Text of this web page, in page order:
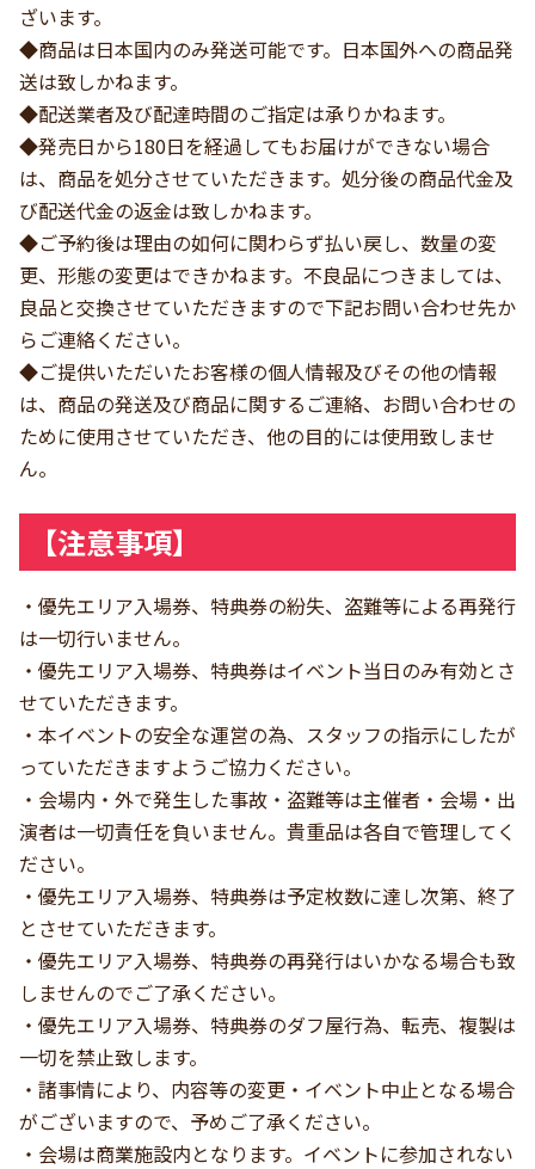
ざいます。
◆商品は日本国内のみ発送可能です。日本国外への商品発
送は致しかねます。
◆配送業者及び配達時間のご指定は承りかねます。
◆発売日から180日を経過してもお届けができない場合
は、商品を処分させていただきます。処分後の商品代金及
び配送代金の返金は致しかねます。
◆ご予約後は理由の如何に関わらず払い戻し、数量の変
更、形態の変更はできかねます。不良品につきましては、
良品と交換させていただきますので下記お問い合わせ先か
らご連絡ください。
◆ご提供いただいたお客様の個人情報及びその他の情報
は、商品の発送及び商品に関するご連絡、お問い合わせの
ために使用させていただき、他の目的には使用致しませ
ん。
【注意事項】
・優先エリア入場券、特典券の紛失、盗難等による再発行
は一切行いません。
・優先エリア入場券、特典券はイベント当日のみ有効とさ
せていただきます。
・本イベントの安全な運営の為、スタッフの指示にしたが
っていただきますようご協力ください。
・会場内・外で発生した事故・盗難等は主催者・会場・出
演者は一切責任を負いません。貴重品は各自で管理してく
ださい。
・優先エリア入場券、特典券は予定枚数に達し次第、終了
とさせていただきます。
・優先エリア入場券、特典券の再発行はいかなる場合も致
しませんのでご了承ください。
・優先エリア入場券、特典券のダフ屋行為、転売、複製は
一切を禁止致します。
・諸事情により、内容等の変更・イベント中止となる場合
がございますので、予めご了承ください。
・会場は商業施設内となります。イベントに参加されない